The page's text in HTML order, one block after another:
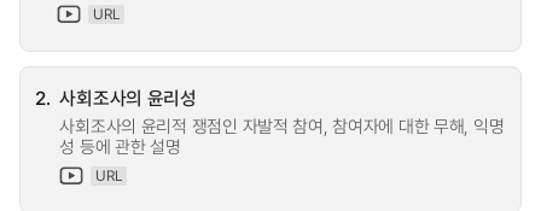
URL
2. 사회조사의 윤리성
사회조사의 윤리적 쟁점인 자발적 참여, 참여자에 대한 무해, 익명
성 등에 관한 설명
URL